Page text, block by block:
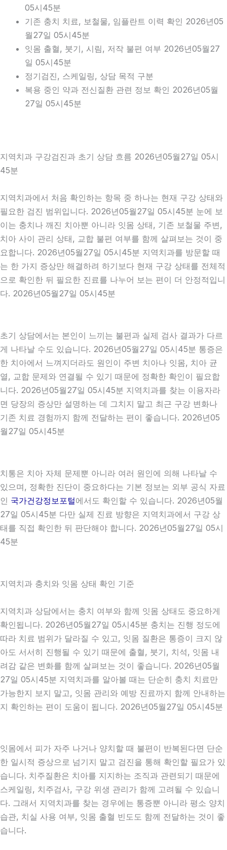
05시45분
기존 충치 치료, 보철물, 임플란트 이력 확인 2026년05
월27일 05시45분
잇몸 출혈, 붓기, 시림, 저작 불편 여부 2026년05월27
일 05시45분
정기검진, 스케일링, 상담 목적 구분
복용 중인 약과 전신질환 관련 정보 확인 2026년05월
27일 05시45분
지역치과 구강검진과 초기 상담 흐름 2026년05월27일 05시
45분
지역치과에서 처음 확인하는 항목 중 하나는 현재 구강 상태와
필요한 검진 범위입니다. 2026년05월27일 05시45분 눈에 보
이는 충치나 깨진 치아뿐 아니라 잇몸 상태, 기존 보철물 주변,
치아 사이 관리 상태, 교합 불편 여부를 함께 살펴보는 것이 중
요합니다. 2026년05월27일 05시45분 지역치과를 방문할 때
는 한 가지 증상만 해결하려 하기보다 현재 구강 상태를 전체적
으로 확인한 뒤 필요한 진료를 나누어 보는 편이 더 안정적입니
다. 2026년05월27일 05시45분
초기 상담에서는 본인이 느끼는 불편과 실제 검사 결과가 다르
게 나타날 수도 있습니다. 2026년05월27일 05시45분 통증은
한 치아에서 느껴지더라도 원인이 주변 치아나 잇몸, 치아 균
열, 교합 문제와 연결될 수 있기 때문에 정확한 확인이 필요합
니다. 2026년05월27일 05시45분 지역치과를 찾는 이용자라
면 당장의 증상만 설명하는 데 그치지 말고 최근 구강 변화나
기존 치료 경험까지 함께 전달하는 편이 좋습니다. 2026년05
월27일 05시45분
치통은 치아 자체 문제뿐 아니라 여러 원인에 의해 나타날 수
있으며, 정확한 진단이 중요하다는 기본 정보는 외부 공식 자료
인 국가건강정보포털에서도 확인할 수 있습니다. 2026년05월
27일 05시45분 다만 실제 진료 방향은 지역치과에서 구강 상
태를 직접 확인한 뒤 판단해야 합니다. 2026년05월27일 05시
45분
지역치과 충치와 잇몸 상태 확인 기준
지역치과 상담에서는 충치 여부와 함께 잇몸 상태도 중요하게
확인됩니다. 2026년05월27일 05시45분 충치는 진행 정도에
따라 치료 범위가 달라질 수 있고, 잇몸 질환은 통증이 크지 않
아도 서서히 진행될 수 있기 때문에 출혈, 붓기, 치석, 잇몸 내
려감 같은 변화를 함께 살펴보는 것이 좋습니다. 2026년05월
27일 05시45분 지역치과를 알아볼 때는 단순히 충치 치료만
가능한지 보지 말고, 잇몸 관리와 예방 진료까지 함께 안내하는
지 확인하는 편이 도움이 됩니다. 2026년05월27일 05시45분
잇몸에서 피가 자주 나거나 양치할 때 불편이 반복된다면 단순
한 일시적 증상으로 넘기지 말고 검진을 통해 확인할 필요가 있
습니다. 치주질환은 치아를 지지하는 조직과 관련되기 때문에
스케일링, 치주검사, 구강 위생 관리가 함께 고려될 수 있습니
다. 그래서 지역치과를 찾는 경우에는 통증뿐 아니라 평소 양치
습관, 치실 사용 여부, 잇몸 출혈 빈도도 함께 전달하는 것이 좋
습니다.